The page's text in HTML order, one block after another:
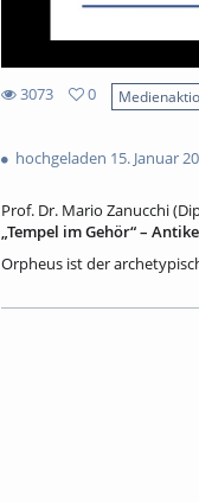
3073
views
0
hochgeladen 15. Januar
Prof. Dr. Mario Zanucchi
„Tempel im Gehör“ –
Orpheus ist der
Lyrik gelten, transformiert
zunächst die